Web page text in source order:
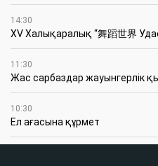
14:30
XV Халықаралық “舞蹈世界
11:30
Жас сарбаздар жауынгерлік
10:30
Ел ағасына құрмет